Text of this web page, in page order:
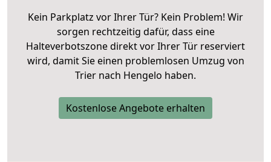
Kein Parkplatz vor Ihrer Tür? Kein Problem! Wir
sorgen rechtzeitig dafür, dass eine
Halteverbotszone direkt vor Ihrer Tür reserviert
wird, damit Sie einen problemlosen Umzug von
Trier nach Hengelo haben.
Kostenlose Angebote erhalten